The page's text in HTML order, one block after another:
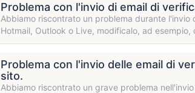
Problema con l'invio di email di
Abbiamo riscontrato un problema durante
Hotmail, Outlook o Live, modificalo, ad esempio,
Problema con l'invio delle email di
sito.
Abbiamo riscontrato un grave problema